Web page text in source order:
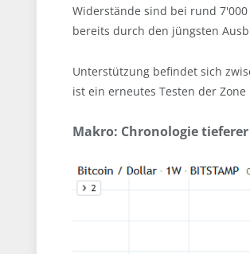
Widerstände sind bei rund
bereits durch den jüngsten
Unterstützung befindet sich
ist ein erneutes Testen der
Makro: Chronologie